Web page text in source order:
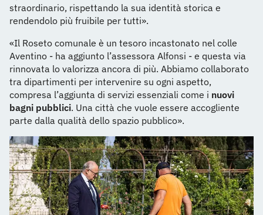
straordinario, rispettando la sua identità storica e
rendendolo più fruibile per tutti».
«Il Roseto comunale è un tesoro incastonato nel colle
Aventino - ha aggiunto l’assessora Alfonsi - e questa via
rinnovata lo valorizza ancora di più. Abbiamo collaborato
tra dipartimenti per intervenire su ogni aspetto,
compresa l’aggiunta di servizi essenziali come i nuovi
bagni pubblici. Una città che vuole essere accogliente
parte dalla qualità dello spazio pubblico».